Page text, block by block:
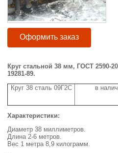
Оформить заказ
Круг стальной 38 мм, ГОСТ 2590-
19281-89.
Круг 38 сталь 09Г2С
в
Характеристики:
Диаметр 38 миллиметров.
Длина 2-6 метров.
Вес 1 метра 8,9 килограмм.